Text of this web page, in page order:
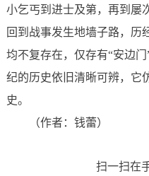
小乞丐到进士及第，再到屡
回到战事发生地墙子路，历
均不复存在，仅存有“安边
纪的历史依旧清晰可辨，它
史。
（作者：钱蕾）
扫一扫在